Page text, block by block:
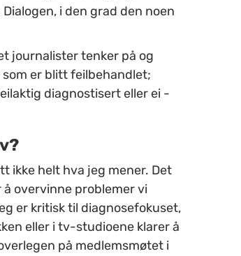
i den grad den noen
journalister tenker på og
som er blitt feilbehandlet;
diagnostisert eller ei -
ikke helt hva jeg mener. Det
overvinne problemer vi
er kritisk til diagnosefokuset,
eller i tv-studioene klarer å
på medlemsmøtet i